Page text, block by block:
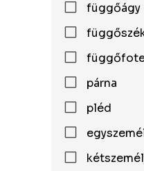
függőágy
párna
pléd